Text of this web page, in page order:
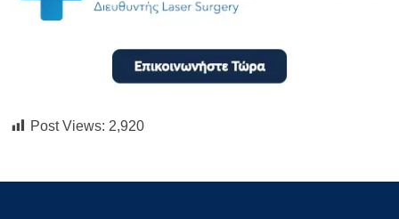
Post Views: 2,920